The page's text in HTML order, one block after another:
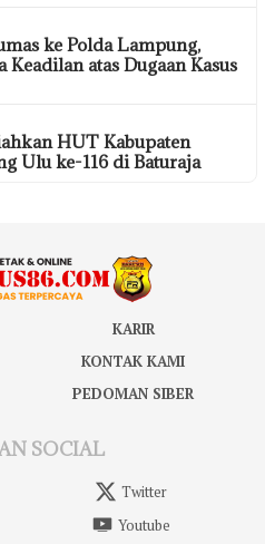
ke Polda Lampung,
atas Dugaan Kasus
HUT Kabupaten
Ulu ke-116 di Baturaja
KARIR
KONTAK KAMI
PEDOMAN SIBER
SOCIAL
Twitter
Youtube